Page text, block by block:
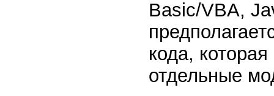
Basic/VBA,
кода,
отдельные